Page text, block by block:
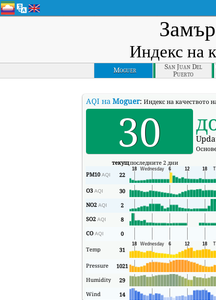
Индекс на
Moguer
San Juan Del
Puerto
AQI на Moguer: Индекс на качеството
30
текущпоследните 2 дни
PM10 AQI 22
O3 AQI 30
NO2 AQI 2
SO2 AQI 8
CO AQI 0
Temp 31
Pressure 1021
Humidity
29
Wind
14